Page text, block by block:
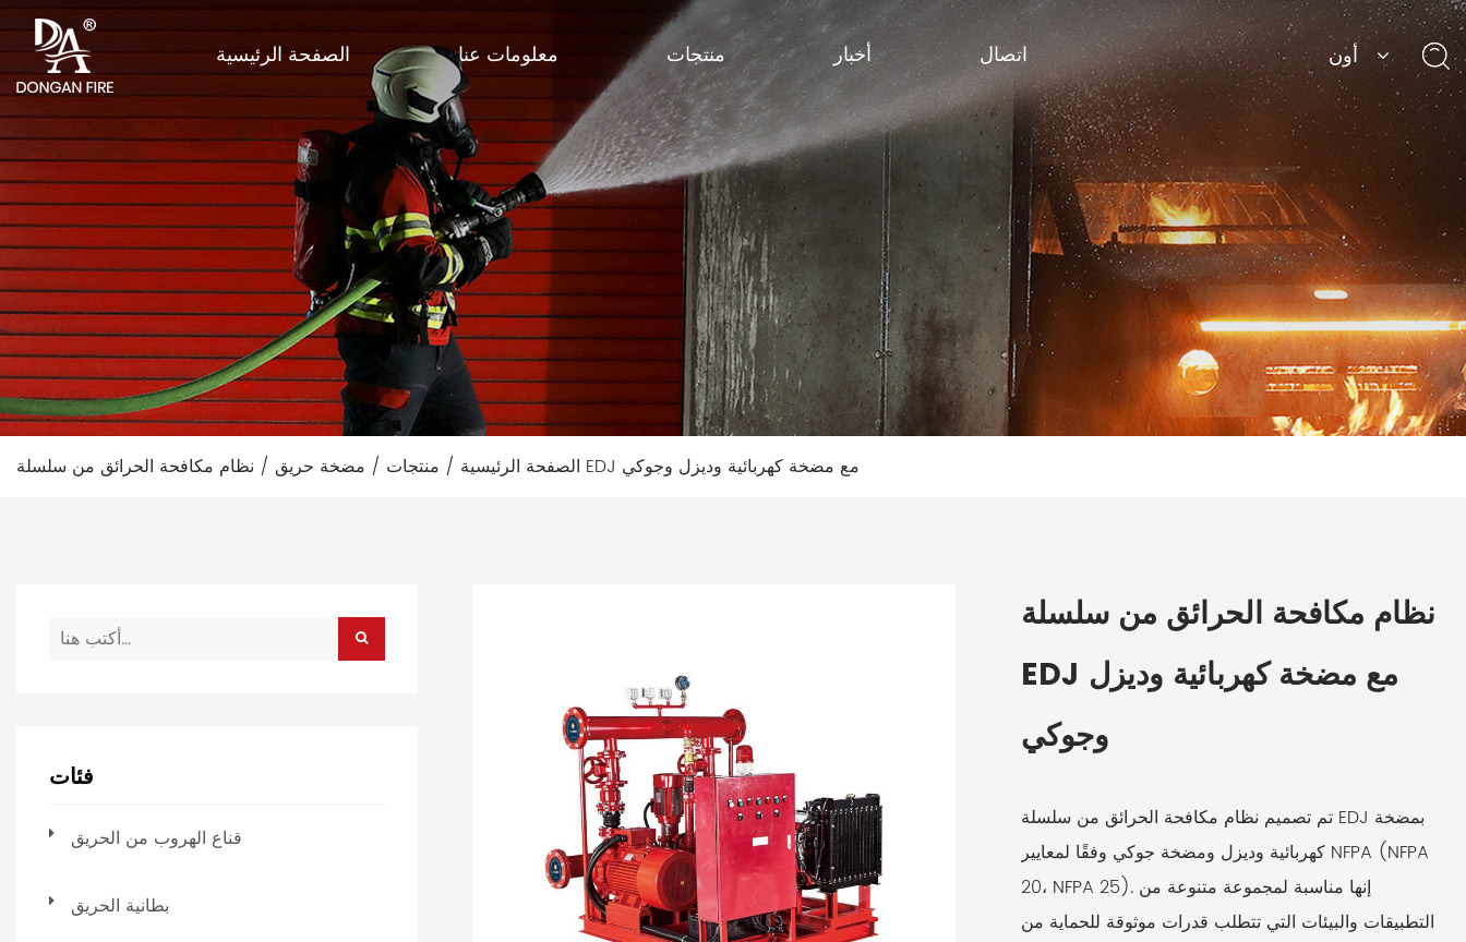
الصفحة الرئيسية معلومات عنا منتجات أخبار اتصال أون
الصفحة الرئيسية / منتجات / مضخة حريق / نظام مكافحة الحرائق من سلسلة EDJ مع مضخة كهربائية وديزل وجوكي
فئات
قناع الهروب من الحريق
بطانية الحريق
نظام مكافحة الحرائق من سلسلة
EDJ مع مضخة كهربائية وديزل
وجوكي
تم تصميم نظام مكافحة الحرائق من سلسلة EDJ بمضخة
كهربائية وديزل ومضخة جوكي وفقًا لمعايير NFPA (NFPA
20، NFPA 25). إنها مناسبة لمجموعة متنوعة من
التطبيقات والبيئات التي تتطلب قدرات موثوقة للحماية من